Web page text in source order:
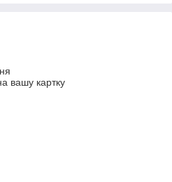
вашу картку